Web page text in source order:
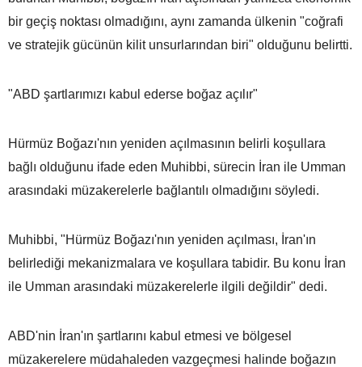
bir geçiş noktası olmadığını, aynı zamanda ülkenin "coğrafi
ve stratejik gücünün kilit unsurlarından biri" olduğunu belirtti.
"ABD şartlarımızı kabul ederse boğaz açılır"
Hürmüz Boğazı'nın yeniden açılmasının belirli koşullara
bağlı olduğunu ifade eden Muhibbi, sürecin İran ile Umman
arasındaki müzakerelerle bağlantılı olmadığını söyledi.
Muhibbi, "Hürmüz Boğazı'nın yeniden açılması, İran'ın
belirlediği mekanizmalara ve koşullara tabidir. Bu konu İran
ile Umman arasındaki müzakerelerle ilgili değildir" dedi.
ABD'nin İran'ın şartlarını kabul etmesi ve bölgesel
müzakerelere müdahaleden vazgeçmesi halinde boğazın